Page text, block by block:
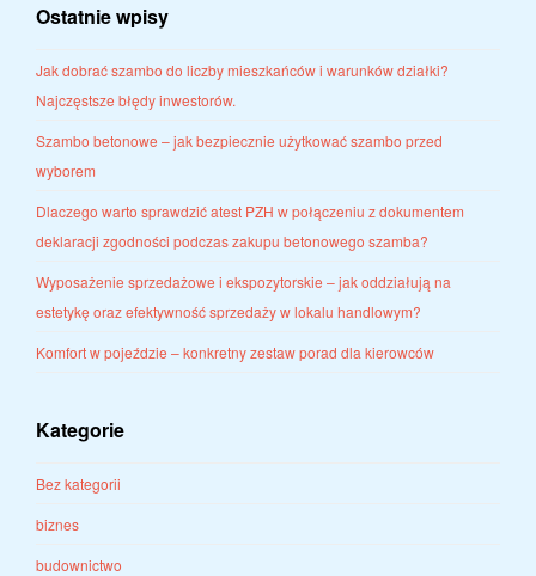
Ostatnie wpisy
Jak dobrać szambo do liczby mieszkańców i warunków działki?
Najczęstsze błędy inwestorów.
Szambo betonowe – jak bezpiecznie użytkować szambo przed
wyborem
Dlaczego warto sprawdzić atest PZH w połączeniu z dokumentem
deklaracji zgodności podczas zakupu betonowego szamba?
Wyposażenie sprzedażowe i ekspozytorskie – jak oddziałują na
estetykę oraz efektywność sprzedaży w lokalu handlowym?
Komfort w pojeździe – konkretny zestaw porad dla kierowców
Kategorie
Bez kategorii
biznes
budownictwo